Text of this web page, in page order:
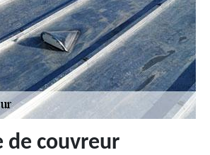
de couvreur